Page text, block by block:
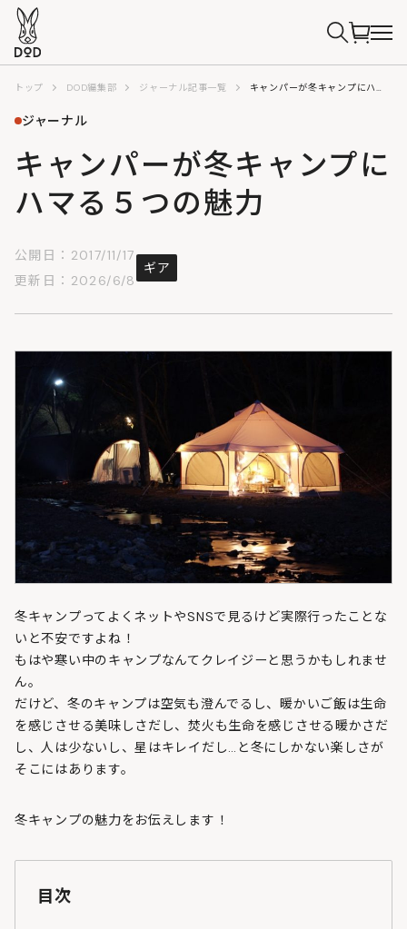
トップ DOD編集部 ジャーナル記事一覧 キャンパーが冬キャンプにハマる５つの魅力
ジャーナル
キャンパーが冬キャンプに
ハマる５つの魅力
公開日：2017/11/17
更新日：2026/6/8
ギア
冬キャンプってよくネットやSNSで見るけど実際行ったことな
いと不安ですよね！
もはや寒い中のキャンプなんてクレイジーと思うかもしれませ
ん。
だけど、冬のキャンプは空気も澄んでるし、暖かいご飯は生命
を感じさせる美味しさだし、焚火も生命を感じさせる暖かさだ
し、人は少ないし、星はキレイだし…と冬にしかない楽しさが
そこにはあります。
冬キャンプの魅力をお伝えします！
目次